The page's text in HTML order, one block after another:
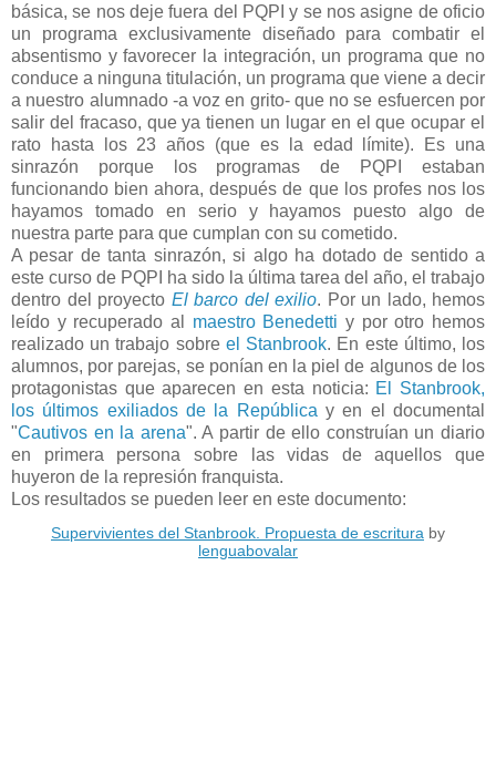
básica, se nos deje fuera del PQPI y se nos asigne de oficio
un programa exclusivamente diseñado para combatir el
absentismo y favorecer la integración, un programa que no
conduce a ninguna titulación, un programa que viene a decir
a nuestro alumnado -a voz en grito- que no se esfuercen por
salir del fracaso, que ya tienen un lugar en el que ocupar el
rato hasta los 23 años (que es la edad límite). Es una
sinrazón porque los programas de PQPI estaban
funcionando bien ahora, después de que los profes nos los
hayamos tomado en serio y hayamos puesto algo de
nuestra parte para que cumplan con su cometido.
A pesar de tanta sinrazón, si algo ha dotado de sentido a
este curso de PQPI ha sido la última tarea del año, el trabajo
dentro del proyecto El barco del exilio. Por un lado, hemos
leído y recuperado al maestro Benedetti y por otro hemos
realizado un trabajo sobre el Stanbrook. En este último, los
alumnos, por parejas, se ponían en la piel de algunos de los
protagonistas que aparecen en esta noticia: El Stanbrook,
los últimos exiliados de la República y en el documental
"Cautivos en la arena". A partir de ello construían un diario
en primera persona sobre las vidas de aquellos que
huyeron de la represión franquista.
Los resultados se pueden leer en este documento:
Supervivientes del Stanbrook. Propuesta de escritura by
lenguabovalar